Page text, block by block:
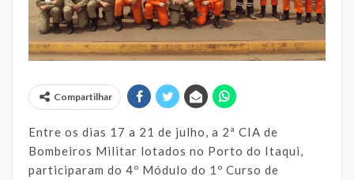
Compartilhar
Entre os dias 17 a 21 de julho, a 2ª CIA de
Bombeiros Militar lotados no Porto do Itaqui,
participaram do 4º Módulo do 1º Curso de